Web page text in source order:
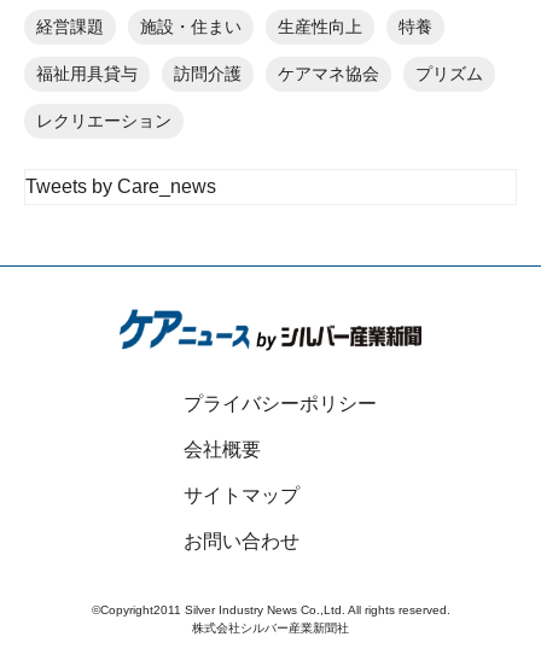
経営課題 施設・住まい 生産性向上 特養
福祉用具貸与 訪問介護 ケアマネ協会 プリズム
レクリエーション
Tweets by Care_news
プライバシーポリシー
会社概要
サイトマップ
お問い合わせ
©Copyright2011 Silver Industry News Co.,Ltd. All rights reserved.
株式会社シルバー産業新聞社